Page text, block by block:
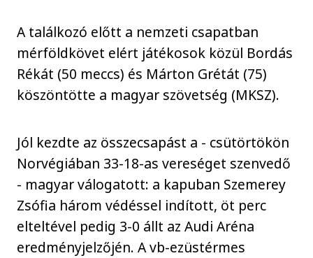
A találkozó előtt a nemzeti csapatban
mérföldkövet elért játékosok közül Bordás
Rékát (50 meccs) és Márton Grétát (75)
köszöntötte a magyar szövetség (MKSZ).
Jól kezdte az összecsapást a - csütörtökön
Norvégiában 33-18-as vereséget szenvedő
- magyar válogatott: a kapuban Szemerey
Zsófia három védéssel indított, öt perc
elteltével pedig 3-0 állt az Audi Aréna
eredményjelzőjén. A vb-ezüstérmes